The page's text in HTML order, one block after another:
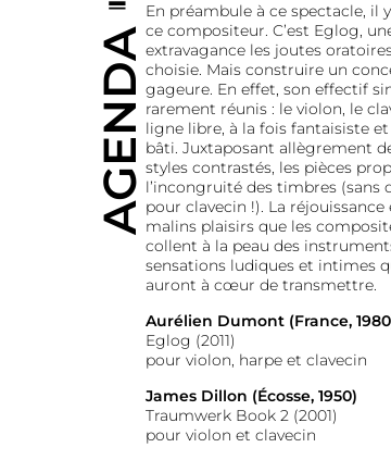
En préambule à ce spectacle, il
ce compositeur. C’est Eglog,
extravagance les joutes
choisie. Mais construire un
gageure. En effet, son effectif
rarement réunis : le violon, le
ligne libre, à la fois fantaisiste
bâti. Juxtaposant allègrement
styles contrastés, les pièces
l’incongruité des timbres
pour clavecin !). La
malins plaisirs que les
collent à la peau des
sensations ludiques et intimes
auront à cœur de transmettre.
Aurélien Dumont (France,
Eglog (2011)
pour violon, harpe et clavecin
James Dillon (Écosse, 1950)
Traumwerk Book 2 (2001)
pour violon et clavecin
AGENDA